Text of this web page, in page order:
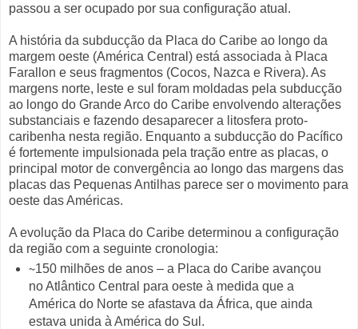
passou a ser ocupado por sua configuração atual.
A história da subducção da Placa do Caribe ao longo da
margem oeste (América Central) está associada à Placa
Farallon e seus fragmentos (Cocos, Nazca e Rivera). As
margens norte, leste e sul foram moldadas pela subducção
ao longo do Grande Arco do Caribe envolvendo alterações
substanciais e fazendo desaparecer a litosfera proto-
caribenha nesta região. Enquanto a subducção do Pacífico
é fortemente impulsionada pela tração entre as placas, o
principal motor de convergência ao longo das margens das
placas das Pequenas Antilhas parece ser o movimento para
oeste das Américas.
A evolução da Placa do Caribe determinou a configuração
da região com a seguinte cronologia:
∼150 milhões de anos – a Placa do Caribe avançou
no Atlântico Central para oeste à medida que a
América do Norte se afastava da África, que ainda
estava unida à América do Sul.